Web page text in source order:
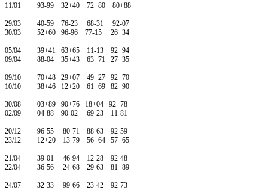
11/01 93-99 32+40 72+80 80+88
29/03 40-59 76-23 68-31 92-07
30/03 52+60 96-96 77-15 26+34
05/04 39+41 63+65 11-13 92+94
09/04 88-04 35+43 63+71 27+35
09/10 70+48 29+07 49+27 92+70
10/10 38+46 12+20 61+69 82+90
30/08 03+89 90+76 18+04 92+78
02/09 04-88 90-02 69-23 11-81
20/12 96-55 80-71 88-63 92-59
23/12 12+20 13-79 56+64 57+65
21/04 39-01 46-94 12-28 92-48
22/04 36-56 24-68 29-63 81+89
24/07 32-33 99-66 23-42 92-73